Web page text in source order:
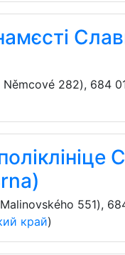
282), 684
551),
край)